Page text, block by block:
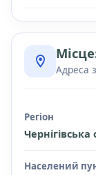
Адреса
Регіон
Чернігівська
Населений